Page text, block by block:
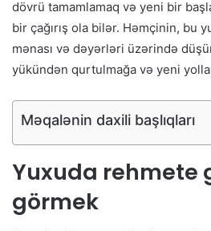
dövrü tamamlamaq və yeni bir
bir çağırış ola bilər. Həmçinin, bu
mənası və dəyərləri üzərində
yükündən qurtulmağa və yeni
Məqalənin daxili başlıqları
Yuxuda rehmete
görmek